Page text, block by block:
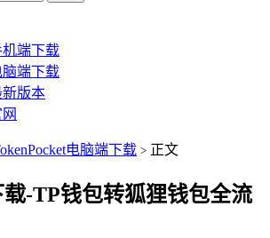
机端下载
脑端下载
新版本
电脑端下载 > 正文
-TP钱包转狐狸钱包全流